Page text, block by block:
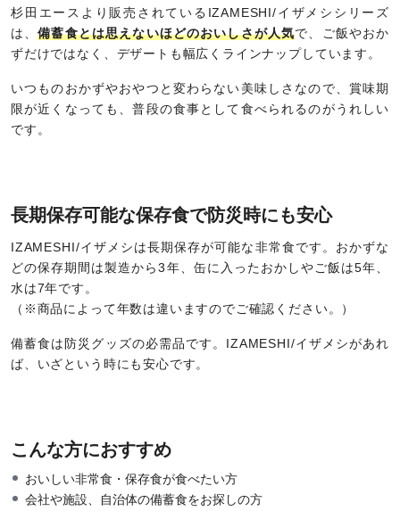
杉田エースより販売されているIZAMESHI/イザメシシリーズ
は、備蓄食とは思えないほどのおいしさが人気で、ご飯やおか
ずだけではなく、デザートも幅広くラインナップしています。
いつものおかずやおやつと変わらない美味しさなので、賞味期
限が近くなっても、普段の食事として食べられるのがうれしい
です。
長期保存可能な保存食で防災時にも安心
IZAMESHI/イザメシは長期保存が可能な非常食です。おかずな
どの保存期間は製造から3年、缶に入ったおかしやご飯は5年、
水は7年です。
（※商品によって年数は違いますのでご確認ください。）
備蓄食は防災グッズの必需品です。IZAMESHI/イザメシがあれ
ば、いざという時にも安心です。
こんな方におすすめ
おいしい非常食・保存食が食べたい方
会社や施設、自治体の備蓄食をお探しの方